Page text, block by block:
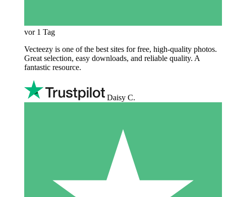
vor 1 Tag
Vecteezy is one of the best sites for free, high‑quality photos.
Great selection, easy downloads, and reliable quality. A
fantastic resource.
Daisy C.